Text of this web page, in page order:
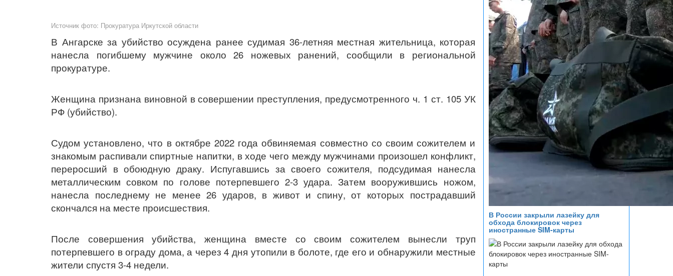
Источник фото: Прокуратура Иркутской области
В Ангарске за убийство осуждена ранее судимая 36-летняя местная жительница, которая
нанесла погибшему мужчине около 26 ножевых ранений, сообщили в региональной
прокуратуре.
Женщина признана виновной в совершении преступления, предусмотренного ч. 1 ст. 105 УК
РФ (убийство).
Судом установлено, что в октябре 2022 года обвиняемая совместно со своим сожителем и
знакомым распивали спиртные напитки, в ходе чего между мужчинами произошел конфликт,
переросший в обоюдную драку. Испугавшись за своего сожителя, подсудимая нанесла
металлическим совком по голове потерпевшего 2-3 удара. Затем вооружившись ножом,
нанесла последнему не менее 26 ударов, в живот и спину, от которых пострадавший
скончался на месте происшествия.
После совершения убийства, женщина вместе со своим сожителем вынесли труп
потерпевшего в ограду дома, а через 4 дня утопили в болоте, где его и обнаружили местные
жители спустя 3-4 недели.
В России закрыли лазейку для
обхода блокировок через
иностранные SIM-карты